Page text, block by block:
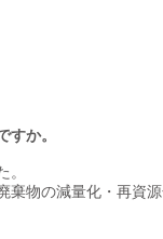
か。
棄物の減量化・再